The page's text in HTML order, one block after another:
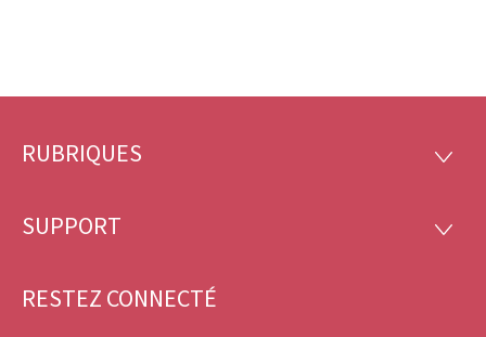
Pied
page
RUBRIQUES
SUPPORT
RESTEZ CONNECTÉ